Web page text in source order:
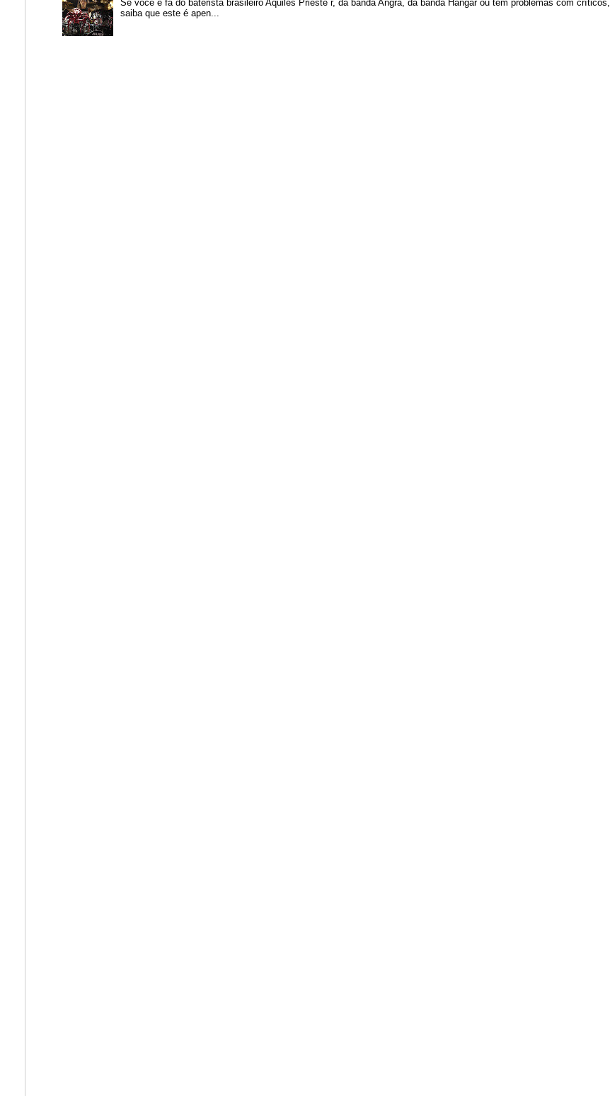
Se você é fã do baterista brasileiro Aquiles Prieste r, da banda Angra, da banda Hangar ou tem problemas com críticos,
saiba que este é apen...